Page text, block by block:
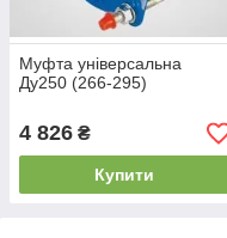
Муфта універсальна
Ду250 (266-295)
4 826 ₴
Купити